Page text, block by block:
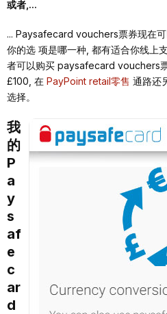
或者,...
... Paysafecard vouchers票券现在
你的选 项是哪⼀种, 都有适合你线上
者可以购买 paysafecard vouchers
£100, 在 PayPoint retail零售 通路还
选择。
我
的
P
a
y
s
af
e
c
ar
d